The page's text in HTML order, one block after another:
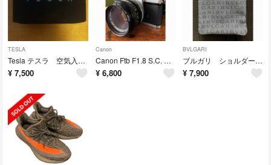
TESLA
Tesla テスラ 空気入れ 12V 新品未使用 整備用品
¥ 7,500
Canon
Canon Ftb F1.8 S.C. レンズセット フィルムカメラ 動作品
¥ 6,800
BVLGARI
ブルガリ ショルダーバッグ サコッシュ
¥ 7,900